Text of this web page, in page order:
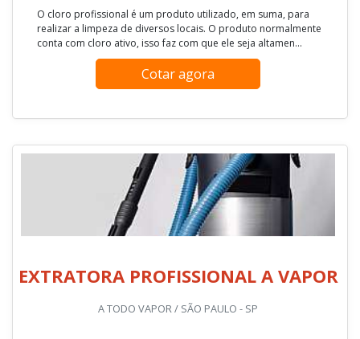
O cloro profissional é um produto utilizado, em suma, para
realizar a limpeza de diversos locais. O produto normalmente
conta com cloro ativo, isso faz com que ele seja altamen...
Cotar agora
EXTRATORA PROFISSIONAL A VAPOR
A TODO VAPOR / SÃO PAULO - SP